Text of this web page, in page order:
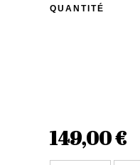
QUANTITÉ
149,00 €